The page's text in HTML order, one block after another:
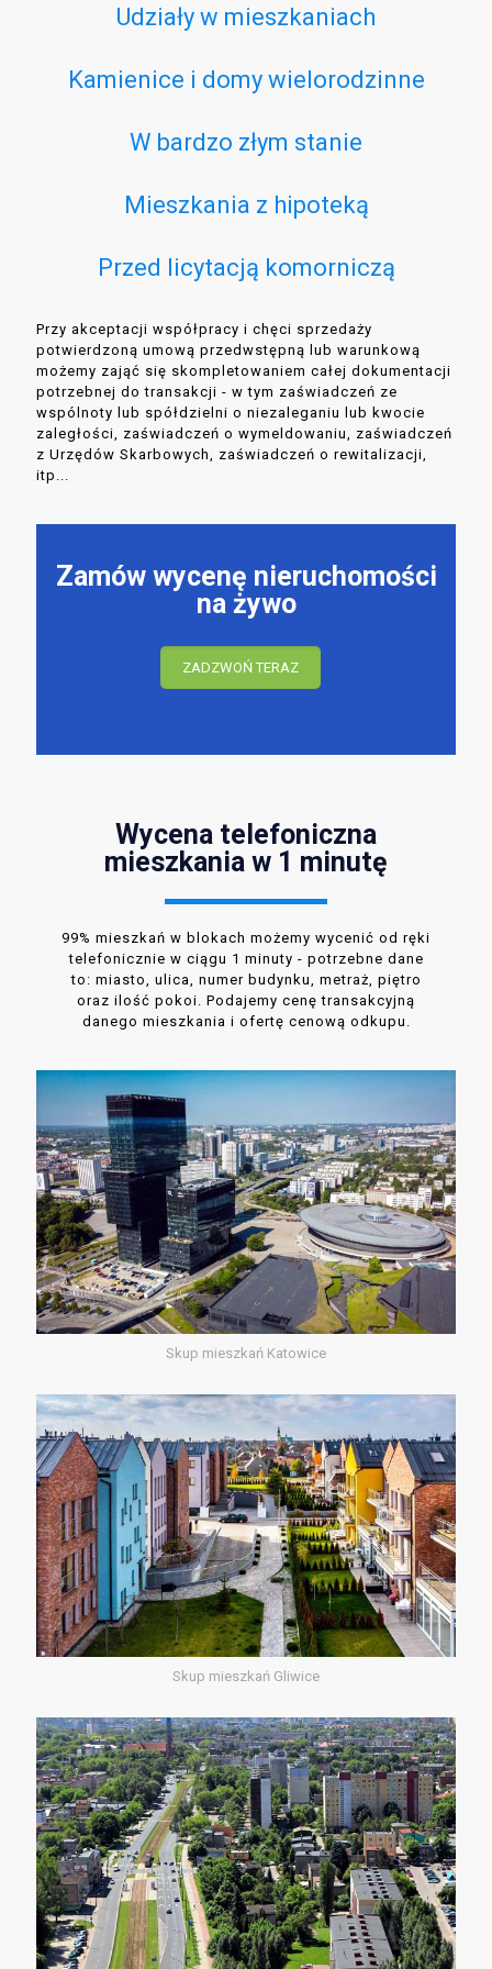
Udziały w mieszkaniach
Kamienice i domy wielorodzinne
W bardzo złym stanie
Mieszkania z hipoteką
Przed licytacją komorniczą
Przy akceptacji współpracy i chęci sprzedaży
potwierdzoną umową przedwstępną lub warunkową
możemy zająć się skompletowaniem całej dokumentacji
potrzebnej do transakcji - w tym zaświadczeń ze
wspólnoty lub spółdzielni o niezaleganiu lub kwocie
zaległości, zaświadczeń o wymeldowaniu, zaświadczeń
z Urzędów Skarbowych, zaświadczeń o rewitalizacji,
itp...
Zamów wycenę nieruchomości
na żywo
ZADZWOŃ TERAZ
Wycena telefoniczna
mieszkania w 1 minutę
99% mieszkań w blokach możemy wycenić od ręki
telefonicznie w ciągu 1 minuty - potrzebne dane
to: miasto, ulica, numer budynku, metraż, piętro
oraz ilość pokoi. Podajemy cenę transakcyjną
danego mieszkania i ofertę cenową odkupu.
Skup mieszkań Katowice
Skup mieszkań Gliwice